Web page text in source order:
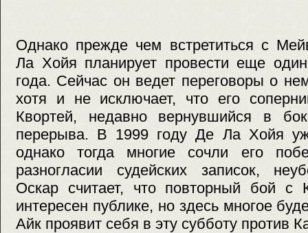
Однако прежде чем встретиться с
Ла Хойя планирует провести еще
года. Сейчас он ведет переговоры о
хотя и не исключает, что его
Квортей, недавно вернувшийся в
перерыва. В 1999 году Де Ла Хойя
однако тогда многие сочли его
разногласии судейских записок,
Оскар считает, что повторный бой с
интересен публике, но здесь многое
Айк проявит себя в эту субботу против